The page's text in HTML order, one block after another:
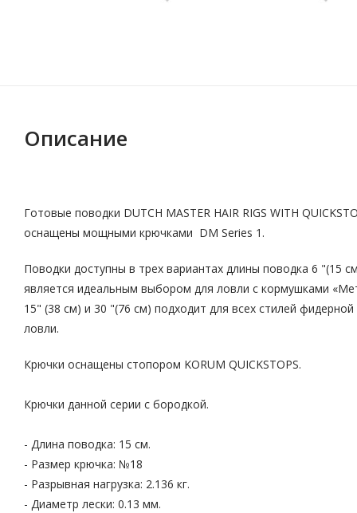
Описание
Готовые поводки DUTCH MASTER HAIR RIGS WITH
оснащены мощными крючками DM Series 1.
Поводки доступны в трех вариантах длины поводка 6 "(15
является идеальным выбором для ловли с кормушками
15" (38 см) и 30 "(76 см) подходит для всех стилей фидерной
ловли.
Крючки оснащены стопором KORUM QUICKSTOPS.
Крючки данной серии c бородкой.
- Длина поводка: 15 см.
- Размер крючка: №18
- Разрывная нагрузка: 2.136 кг.
- Диаметр лески: 0.13 мм.